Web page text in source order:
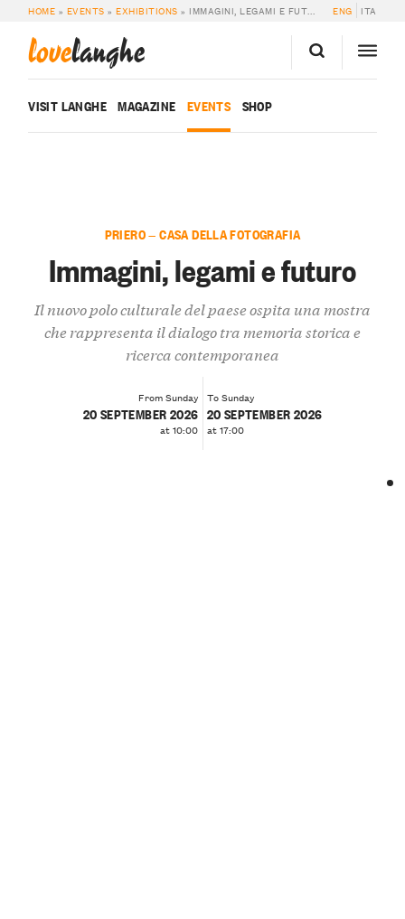
HOME » EVENTS »EXHIBITIONS » IMMAGINI, LEGAMI E FUTURO ENG ITA
lovelanghe
VISIT LANGHE MAGAZINE EVENTS SHOP
PRIERO — CASA DELLA FOTOGRAFIA
Immagini, legami e futuro
Il nuovo polo culturale del paese ospita una mostra
che rappresenta il dialogo tra memoria storica e
ricerca contemporanea
From Sunday
20 SEPTEMBER 2026
at 10:00
To Sunday
20 SEPTEMBER 2026
at 17:00